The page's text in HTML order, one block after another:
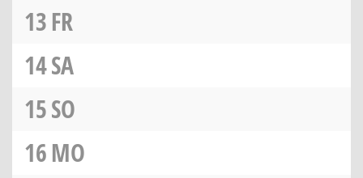
13FR
14SA
15SO
16MO